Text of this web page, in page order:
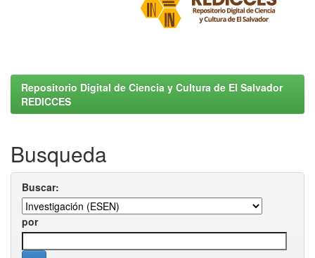
Repositorio Digital de Ciencia y Cultura de El Salvador
REDICCES
Busqueda
Buscar:
por